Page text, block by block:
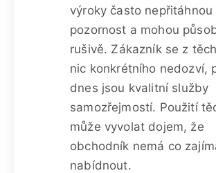
výroky často nepřitáhnou
pozornost a mohou
rušivě. Zákazník se z
nic konkrétního nedozví,
dnes jsou kvalitní služby
samozřejmostí. Použití
může vyvolat dojem, že
obchodník nemá co
nabídnout.